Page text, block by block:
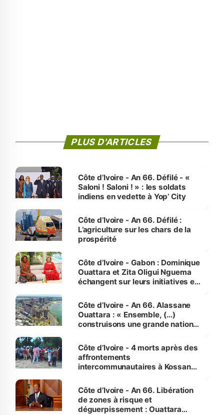
PLUS D'ARTICLES
Côte d’Ivoire - An 66. Défilé - «
Saloni ! Saloni ! » : les soldats
indiens en vedette à Yop’ City
Côte d’Ivoire - An 66. Défilé :
L’agriculture sur les chars de la
prospérité
Côte d’Ivoire - Gabon : Dominique
Ouattara et Zita Oligui Nguema
échangent sur leurs initiatives en
enfants
Côte d’Ivoire - An 66. Alassane
Ouattara : « Ensemble, (…)
construisons une grande nation
générations futures »
Côte d’Ivoire - 4 morts après des
affrontements
intercommunautaires à Kossandji
milieu des sinistrés
Côte d’Ivoire - An 66. Libération
de zones à risque et
déguerpissement : Ouattara